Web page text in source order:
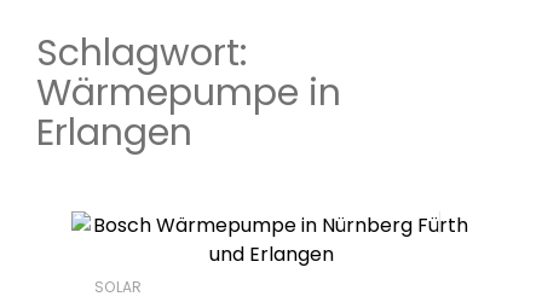
Schlagwort:
Wärmepumpe in
Erlangen
SOLAR